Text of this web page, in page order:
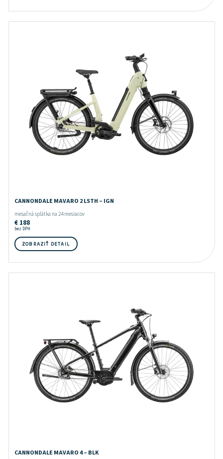
CANNONDALE MAVARO 2 LSTH – IGN
mesačná splátka na 24 mesiacov
€188
bez DPH
ZOBRAZIŤ DETAIL
CANNONDALE MAVARO 4 – BLK